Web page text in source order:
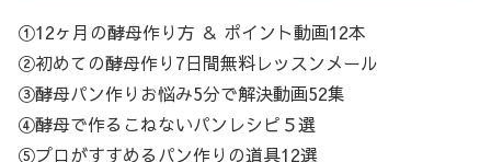
①12ヶ月の酵母作り方 ＆ ポイント動画12本
②初めての酵母作り7日間無料レッスンメール
③酵母パン作りお悩み5分で解決動画52集
④酵母で作るこねないパンレシピ５選
⑤プロがすすめるパン作りの道具12選